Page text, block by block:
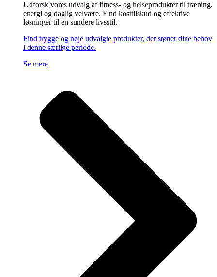
Udforsk vores udvalg af fitness- og helseprodukter til træning,
energi og daglig velvære. Find kosttilskud og effektive
løsninger til en sundere livsstil.
Find trygge og nøje udvalgte produkter, der støtter dine behov
i denne særlige periode.
Se mere